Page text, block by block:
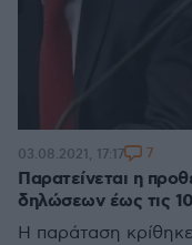
Παρατείνεται η
δηλώσεων έως τις
Η παράταση
03.08.2021, 17:17 7